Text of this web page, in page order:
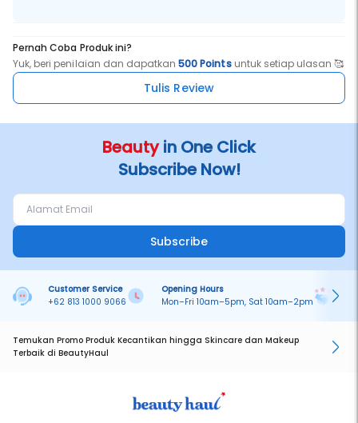
Pernah Coba Produk ini?
Yuk, beri penilaian dan dapatkan500 Pointsuntuk setiap ulasan 🥰
Tulis Review
Beautyin One Click
Subscribe Now!
Subscribe
Customer Service
+62 813 1000 9066
Opening Hours
Mon–Fri 10am–5pm, Sat 10am–2pm
Temukan Promo Produk Kecantikan hingga Skincare dan Makeup
Terbaik di BeautyHaul